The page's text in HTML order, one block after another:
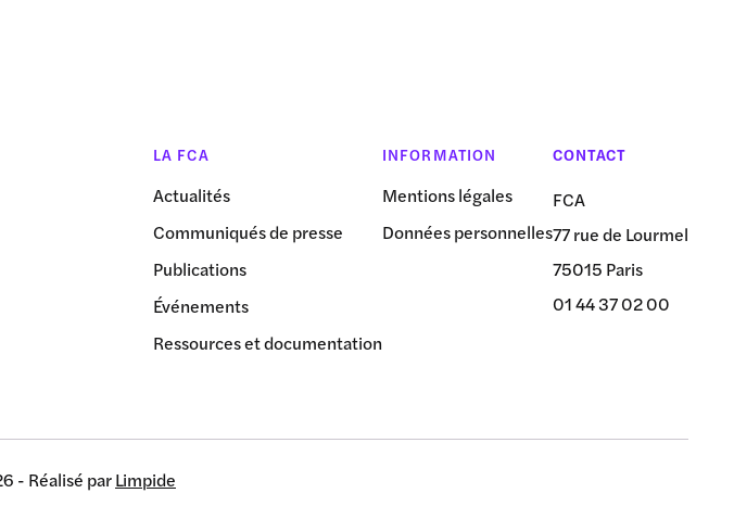
LA FCA
Actualités
Communiqués de presse
Publications
Événements
Ressources et documentation
INFORMATION
Mentions légales
Données personnelles
CONTACT
FCA
77 rue de Lourmel
75015 Paris
01 44 37 02 00
- Réalisé parLimpide